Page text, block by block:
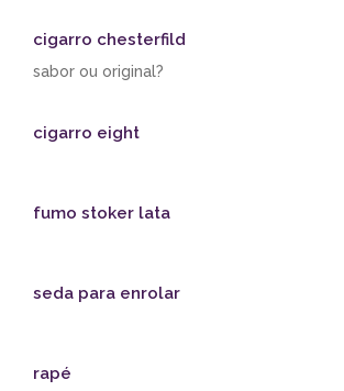
cigarro chesterfild
sabor ou original?
cigarro eight
fumo stoker lata
seda para enrolar
rapé